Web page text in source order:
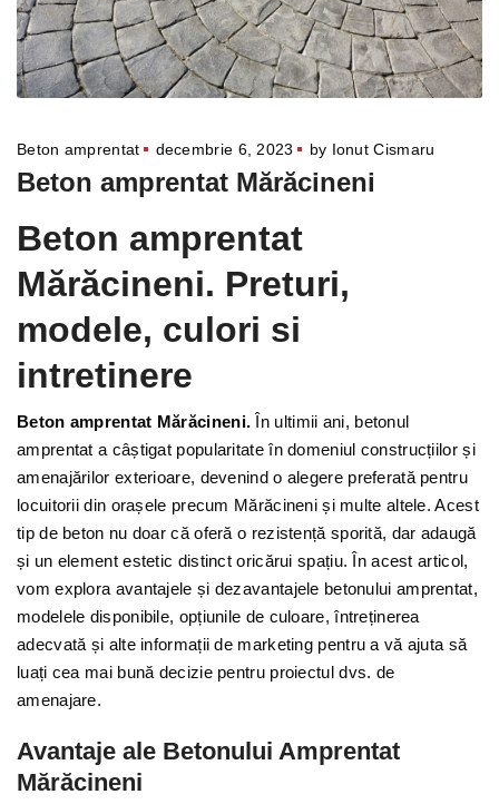
Beton amprentat decembrie 6, 2023 by Ionut Cismaru
Beton amprentat Mărăcineni
Beton amprentat
Mărăcineni. Preturi,
modele, culori si
intretinere
Beton amprentat Mărăcineni. În ultimii ani, betonul
amprentat a câștigat popularitate în domeniul construcțiilor și
amenajărilor exterioare, devenind o alegere preferată pentru
locuitorii din orașele precum Mărăcineni și multe altele. Acest
tip de beton nu doar că oferă o rezistență sporită, dar adaugă
și un element estetic distinct oricărui spațiu. În acest articol,
vom explora avantajele și dezavantajele betonului amprentat,
modelele disponibile, opțiunile de culoare, întreținerea
adecvată și alte informații de marketing pentru a vă ajuta să
luați cea mai bună decizie pentru proiectul dvs. de
amenajare.
Avantaje ale Betonului Amprentat
Mărăcineni